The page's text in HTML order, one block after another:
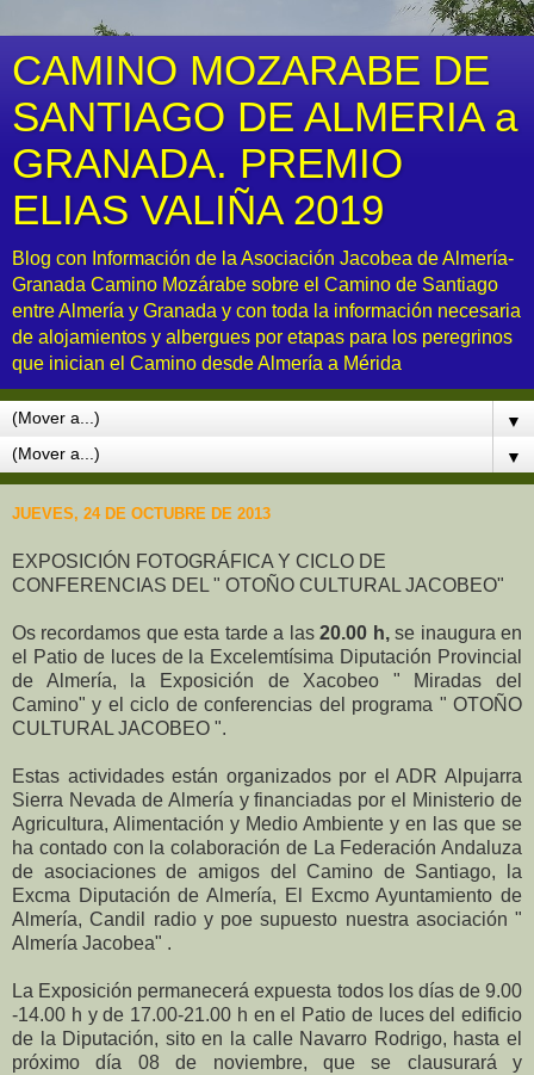
CAMINO MOZARABE DE
SANTIAGO DE ALMERIA a
GRANADA. PREMIO
ELIAS VALIÑA 2019
Blog con Información de la Asociación Jacobea de Almería-
Granada Camino Mozárabe sobre el Camino de Santiago
entre Almería y Granada y con toda la información necesaria
de alojamientos y albergues por etapas para los peregrinos
que inician el Camino desde Almería a Mérida
▼
▼
JUEVES, 24 DE OCTUBRE DE 2013
EXPOSICIÓN FOTOGRÁFICA Y CICLO DE
CONFERENCIAS DEL " OTOÑO CULTURAL JACOBEO"
Os recordamos que esta tarde a las20.00 h,se inaugura en
el Patio de luces de la Excelemtísima Diputación Provincial
de Almería, la Exposición de Xacobeo " Miradas del
Camino" y el ciclo de conferencias del programa " OTOÑO
CULTURAL JACOBEO ".
Estas actividades están organizados por el ADR Alpujarra
Sierra Nevada de Almería y financiadas por el Ministerio de
Agricultura, Alimentación y Medio Ambiente y en las que se
ha contado con la colaboración de La Federación Andaluza
de asociaciones de amigos del Camino de Santiago, la
Excma Diputación de Almería, El Excmo Ayuntamiento de
Almería, Candil radio y poe supuesto nuestra asociación "
Almería Jacobea" .
La Exposición permanecerá expuesta todos los días de 9.00
-14.00 h y de 17.00-21.00 h en el Patio de luces del edificio
de la Diputación, sito en la calle Navarro Rodrigo, hasta el
próximo día 08 de noviembre, que se clausurará y